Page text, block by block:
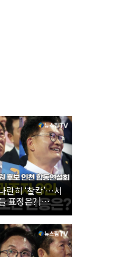
란히 ‘찰칵’…서
표정은? |
·최고위원 후